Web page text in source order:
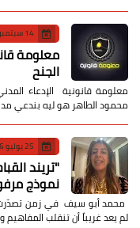
14 سبتمبر 2022
معلومة
الجنح
معلومة قانونية الإدعاء
محمود الطاهر هو ليه بندعي
25 يوليو 2026
​"تريند
نموذج
محمد أبو سيف ​في زمن تصدّرت
لم يعد غريباً أن تنقلب